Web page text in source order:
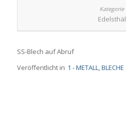
Edelsthäl
SS-Blech auf Abruf
Veröffentlicht in 1 - METALL,BLECHE